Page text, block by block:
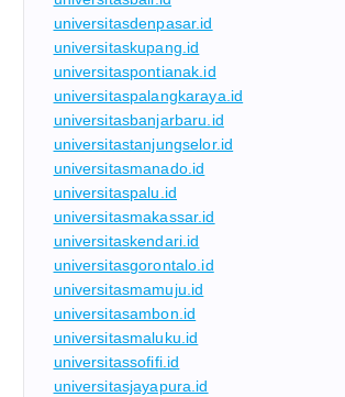
universitasdenpasar.id
universitaskupang.id
universitaspontianak.id
universitaspalangkaraya.id
universitasbanjarbaru.id
universitastanjungselor.id
universitasmanado.id
universitaspalu.id
universitasmakassar.id
universitaskendari.id
universitasgorontalo.id
universitasmamuju.id
universitasambon.id
universitasmaluku.id
universitassofifi.id
universitasjayapura.id